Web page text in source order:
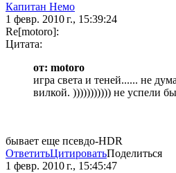
Капитан Немо
1 февр. 2010 г., 15:39:24
Re[motoro]:
Цитата:
от: motoro
игра света и теней...... не
вилкой. ))))))))))) не успели
бывает еще псевдо-HDR
ОтветитьЦитироватьПоделиться
1 февр. 2010 г., 15:45:47